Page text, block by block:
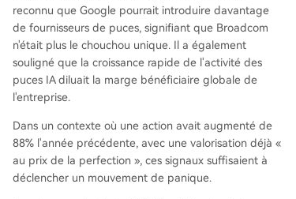
reconnu que Google pourrait introduire davantage
de fournisseurs de puces, signifiant que Broadcom
n'était plus le chouchou unique. Il a également
souligné que la croissance rapide de l'activité des
puces IA diluait la marge bénéficiaire globale de
l'entreprise.
Dans un contexte où une action avait augmenté de
88% l'année précédente, avec une valorisation déjà «
au prix de la perfection », ces signaux suffisaient à
déclencher un mouvement de panique.